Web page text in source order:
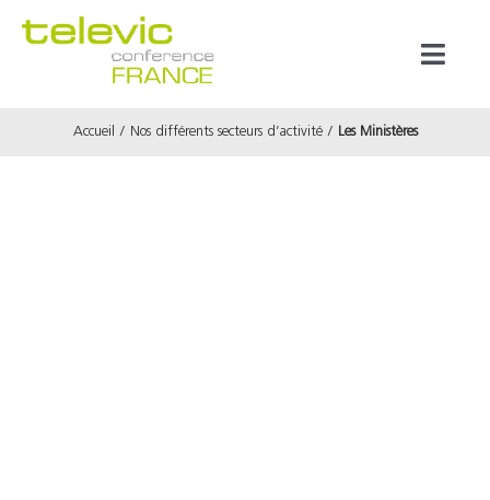
Accueil Nos différents secteurs d’activité Les Ministères